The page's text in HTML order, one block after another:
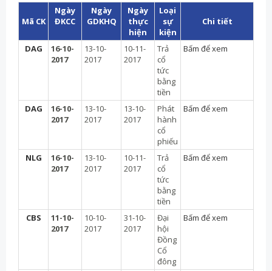
Mã CK
Ngày
ĐKCC
Ngày
GDKHQ
Ngày
thực
hiện
Loại
sự
kiện
Chi tiết
DAG
16-10-
2017
13-10-
2017
10-11-
2017
Trả
cổ
tức
bằng
tiền
Bấm để xem
DAG
16-10-
2017
13-10-
2017
13-10-
2017
Phát
hành
cổ
phiếu
Bấm để xem
NLG
16-10-
2017
13-10-
2017
10-11-
2017
Trả
cổ
tức
bằng
tiền
Bấm để xem
CBS
11-10-
2017
10-10-
2017
31-10-
2017
Đại
hội
Đồng
Cổ
đông
Bấm để xem